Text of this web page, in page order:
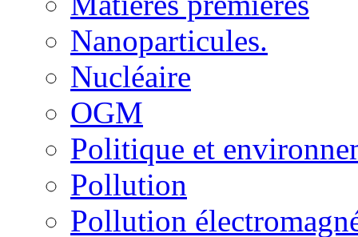
Nanoparticules.
Nucléaire
OGM
Politique et
Pollution
Pollution